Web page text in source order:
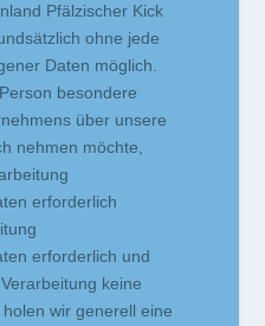
Pfälzischer Kick
ohne jede
Daten möglich.
besondere
über unsere
nehmen möchte,
erforderlich
erforderlich und
keine
wir generell eine